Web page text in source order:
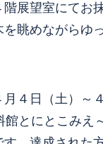
展望室にてお
眺めながらゆ
４日（土）～
とにとこみえ